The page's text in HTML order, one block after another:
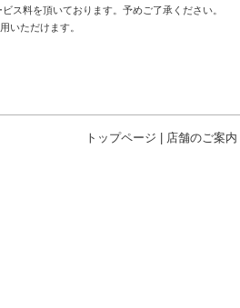
ス料を頂いております。予めご了承ください。
いただけます。
トップページ 店舗のご案内